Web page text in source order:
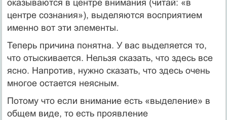
оказываются в центре внимания (читай: «в
центре сознания»), выделяются восприятием
именно вот эти элементы.
Теперь причина понятна. У вас выделяется то,
что отыскивается. Нельзя сказать, что здесь все
ясно. Напротив, нужно сказать, что здесь очень
многое остается неясным.
Потому что если внимание есть «выделение» в
общем виде, то есть проявление